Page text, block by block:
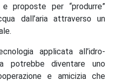
proposte per “produrre”
dall’aria attraverso un
applicata all’idro-
potrebbe diventare uno
e amicizia che